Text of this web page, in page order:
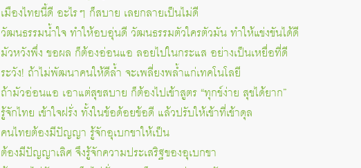
เมืองไทยนี้ดี อะไรๆ ก็สบาย เลยกลายเป็นไม่ดี
วัฒนธรรมน้ำใจ ทำให้อบอุ่นดี วัฒนธรรมตัวใครตัวมัน ทำให้แข่งขันได้ดี
มัวหวังพึ่ง ขอผล ก็ต้องอ่อนแอ ลอยไปในกระแส อย่างเป็นเหยื่อที่ดี
ระวัง! ถ้าไม่พัฒนาคนให้ดีล้ำ จะเพลี่ยงพล้ำแก่เทคโนโลยี
ถ้ามัวอ่อนแอ เอาแต่สุขสบาย ก็ต้องไปเข้าสูตร “ทุกข์ง่าย สุขได้ยาก”
รู้จักไทย เข้าใจฝรั่ง ทั้งในข้อด้อยข้อดี แล้วปรับให้เข้าที่เข้าดุล
คนไทยต้องมีปัญญา รู้จักอุเบกขาให้เป็น
ต้องมีปัญญาเลิศ จึงรู้จักความประเสริฐของอุเบกขา